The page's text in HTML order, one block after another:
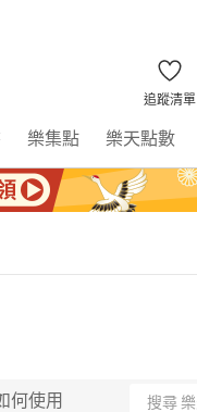
追蹤清單
樂集點 樂天點數
何使用